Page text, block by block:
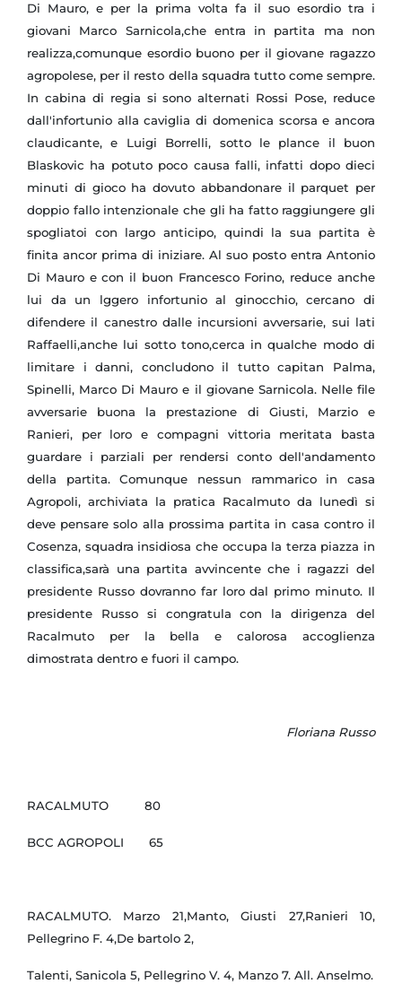
Di Mauro, e per la prima volta fa il suo esordio tra i
giovani Marco Sarnicola,che entra in partita ma non
realizza,comunque esordio buono per il giovane ragazzo
agropolese, per il resto della squadra tutto come sempre.
In cabina di regia si sono alternati Rossi Pose, reduce
dall'infortunio alla caviglia di domenica scorsa e ancora
claudicante, e Luigi Borrelli, sotto le plance il buon
Blaskovic ha potuto poco causa falli, infatti dopo dieci
minuti di gioco ha dovuto abbandonare il parquet per
doppio fallo intenzionale che gli ha fatto raggiungere gli
spogliatoi con largo anticipo, quindi la sua partita è
finita ancor prima di iniziare. Al suo posto entra Antonio
Di Mauro e con il buon Francesco Forino, reduce anche
lui da un lggero infortunio al ginocchio, cercano di
difendere il canestro dalle incursioni avversarie, sui lati
Raffaelli,anche lui sotto tono,cerca in qualche modo di
limitare i danni, concludono il tutto capitan Palma,
Spinelli, Marco Di Mauro e il giovane Sarnicola. Nelle file
avversarie buona la prestazione di Giusti, Marzio e
Ranieri, per loro e compagni vittoria meritata basta
guardare i parziali per rendersi conto dell'andamento
della partita. Comunque nessun rammarico in casa
Agropoli, archiviata la pratica Racalmuto da lunedì si
deve pensare solo alla prossima partita in casa contro il
Cosenza, squadra insidiosa che occupa la terza piazza in
classifica,sarà una partita avvincente che i ragazzi del
presidente Russo dovranno far loro dal primo minuto. Il
presidente Russo si congratula con la dirigenza del
Racalmuto per la bella e calorosa accoglienza
dimostrata dentro e fuori il campo.
Floriana Russo
RACALMUTO 80
BCC AGROPOLI 65
RACALMUTO. Marzo 21,Manto, Giusti 27,Ranieri 10,
Pellegrino F. 4,De bartolo 2,
Talenti, Sanicola 5, Pellegrino V. 4, Manzo 7. All. Anselmo.